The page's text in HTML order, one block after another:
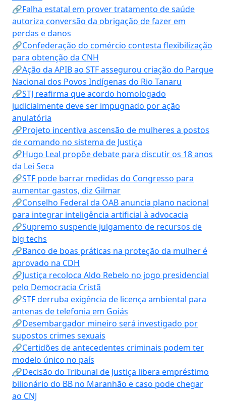
🔗Falha estatal em prover tratamento de saúde
autoriza conversão da obrigação de fazer em
perdas e danos
🔗Confederação do comércio contesta flexibilização
para obtenção da CNH
🔗Ação da APIB ao STF assegurou criação do Parque
Nacional dos Povos Indígenas do Rio Tanaru
🔗STJ reafirma que acordo homologado
judicialmente deve ser impugnado por ação
anulatória
🔗Projeto incentiva ascensão de mulheres a postos
de comando no sistema de Justiça
🔗Hugo Leal propõe debate para discutir os 18 anos
da Lei Seca
🔗STF pode barrar medidas do Congresso para
aumentar gastos, diz Gilmar
🔗Conselho Federal da OAB anuncia plano nacional
para integrar inteligência artificial à advocacia
🔗Supremo suspende julgamento de recursos de
big techs
🔗Banco de boas práticas na proteção da mulher é
aprovado na CDH
🔗Justiça recoloca Aldo Rebelo no jogo presidencial
pelo Democracia Cristã
🔗STF derruba exigência de licença ambiental para
antenas de telefonia em Goiás
🔗Desembargador mineiro será investigado por
supostos crimes sexuais
🔗Certidões de antecedentes criminais podem ter
modelo único no país
🔗Decisão do Tribunal de Justiça libera empréstimo
bilionário do BB no Maranhão e caso pode chegar
ao CNJ